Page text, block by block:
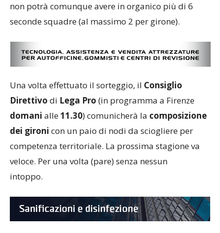
non potrà comunque avere in organico più di 6
seconde squadre (al massimo 2 per girone).
Una volta effettuato il sorteggio, il Consiglio
Direttivo di Lega Pro (in programma a Firenze
domani alle11.30) comunicherà la composizione
dei gironi con un paio di nodi da sciogliere per
competenza territoriale. La prossima stagione va
veloce. Per una volta (pare) senza nessun
intoppo.